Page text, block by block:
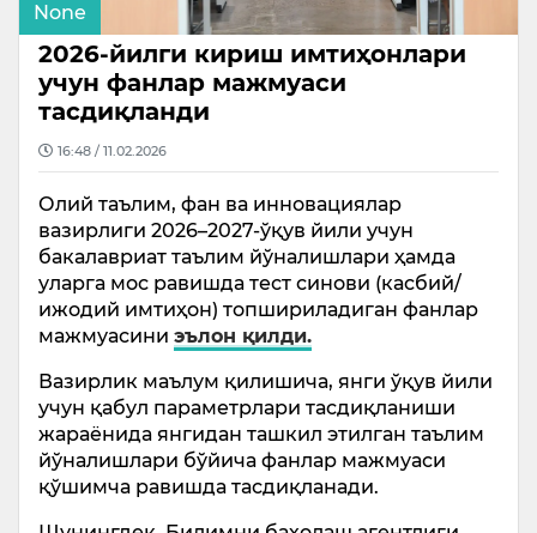
None
2026-йилги кириш имтиҳонлари
учун фанлар мажмуаси
тасдиқланди
16:48 / 11.02.2026
Олий таълим, фан ва инновациялар
вазирлиги 2026–2027-ўқув йили учун
бакалавриат таълим йўналишлари ҳамда
уларга мос равишда тест синови (касбий/
ижодий имтиҳон) топшириладиган фанлар
мажмуасини эълон қилди.
Вазирлик маълум қилишича, янги ўқув йили
учун қабул параметрлари тасдиқланиши
жараёнида янгидан ташкил этилган таълим
йўналишлари бўйича фанлар мажмуаси
қўшимча равишда тасдиқланади.